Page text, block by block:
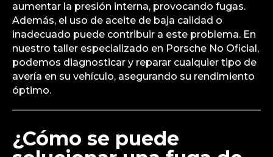
aumentar la presión interna, provocando fugas.
Además, el uso de aceite de baja calidad o
inadecuado puede contribuir a este problema. En
nuestro taller especializado en Porsche No Oficial,
podemos diagnosticar y reparar cualquier tipo de
avería en su vehículo, asegurando su rendimiento
óptimo.
¿Cómo se puede